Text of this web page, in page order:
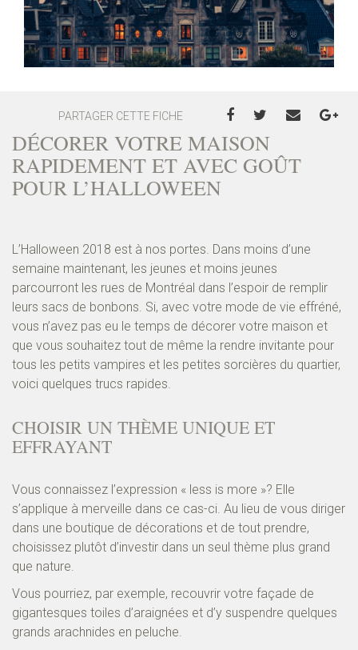
PARTAGER CETTE FICHE
DÉCORER VOTRE MAISON
RAPIDEMENT ET AVEC GOÛT
POUR L’HALLOWEEN
L’Halloween 2018 est à nos portes. Dans moins d’une
semaine maintenant, les jeunes et moins jeunes
parcourront les rues de Montréal dans l’espoir de remplir
leurs sacs de bonbons. Si, avec votre mode de vie effréné,
vous n’avez pas eu le temps de décorer votre maison et
que vous souhaitez tout de même la rendre invitante pour
tous les petits vampires et les petites sorcières du quartier,
voici quelques trucs rapides.
CHOISIR UN THÈME UNIQUE ET
EFFRAYANT
Vous connaissez l’expression « less is more »? Elle
s’applique à merveille dans ce cas-ci. Au lieu de vous diriger
dans une boutique de décorations et de tout prendre,
choisissez plutôt d’investir dans un seul thème plus grand
que nature.
Vous pourriez, par exemple, recouvrir votre façade de
gigantesques toiles d’araignées et d’y suspendre quelques
grands arachnides en peluche.